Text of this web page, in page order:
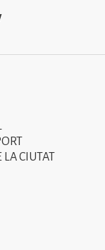
LA CIUTAT